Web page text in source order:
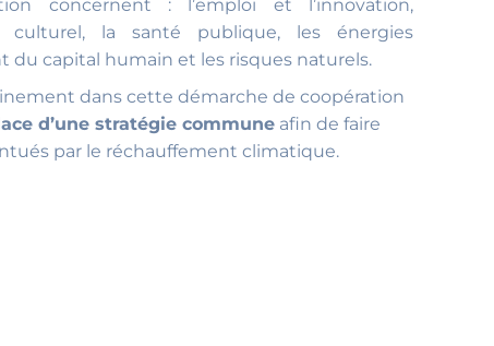
concernent : l’emploi et l’innovation,
culturel, la santé publique, les énergies
du capital humain et les risques naturels.
dans cette démarche de coopération
d’une stratégie commune afin de faire
par le réchauffement climatique.